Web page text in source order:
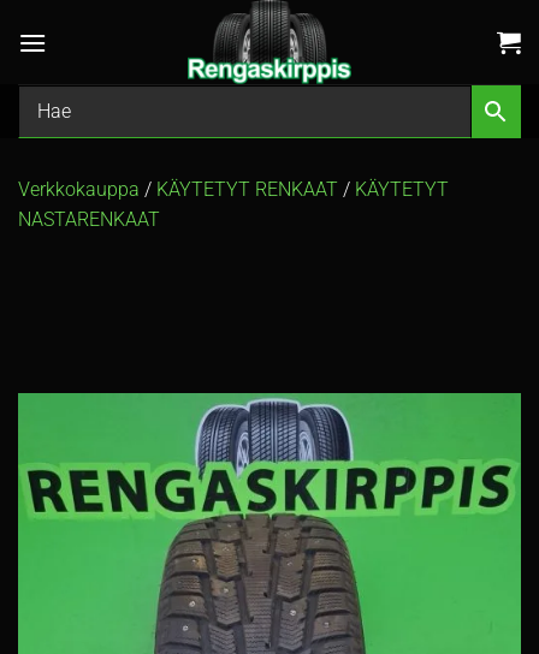
Verkkokauppa / KÄYTETYT RENKAAT / KÄYTETYT
NASTARENKAAT